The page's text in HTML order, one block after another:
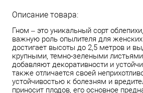
Описание товара:
Гном – это уникальный сорт
важную роль опылителя для женских
достигает высоты до 2,5 метров и
крупными, темно-зелеными
добавляют декоративности и
также отличается своей
устойчивостью к болезням и
приносит плодов, его основное